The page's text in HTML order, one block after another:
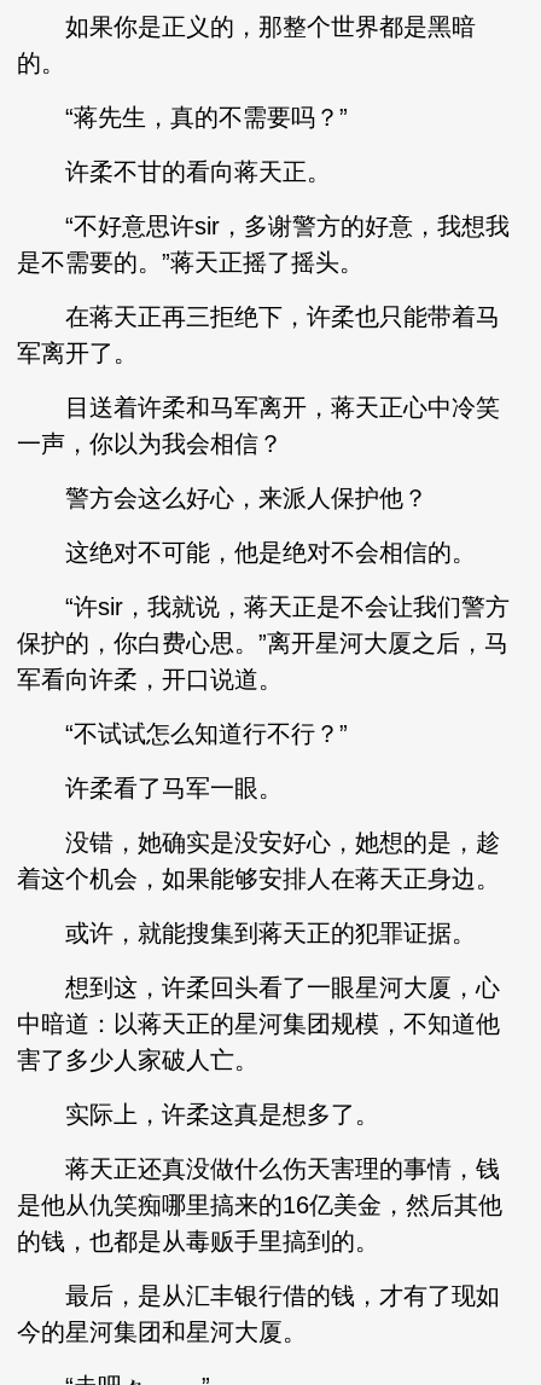
如果你是正义的，那整个世界都是黑暗
的。
“蒋先生，真的不需要吗？”
许柔不甘的看向蒋天正。
“不好意思许sir，多谢警方的好意，我想我
是不需要的。”蒋天正摇了摇头。
在蒋天正再三拒绝下，许柔也只能带着马
军离开了。
目送着许柔和马军离开，蒋天正心中冷笑
一声，你以为我会相信？
警方会这么好心，来派人保护他？
这绝对不可能，他是绝对不会相信的。
“许sir，我就说，蒋天正是不会让我们警方
保护的，你白费心思。”离开星河大厦之后，马
军看向许柔，开口说道。
“不试试怎么知道行不行？”
许柔看了马军一眼。
没错，她确实是没安好心，她想的是，趁
着这个机会，如果能够安排人在蒋天正身边。
或许，就能搜集到蒋天正的犯罪证据。
想到这，许柔回头看了一眼星河大厦，心
中暗道：以蒋天正的星河集团规模，不知道他
害了多少人家破人亡。
实际上，许柔这真是想多了。
蒋天正还真没做什么伤天害理的事情，钱
是他从仇笑痴哪里搞来的16亿美金，然后其他
的钱，也都是从毒贩手里搞到的。
最后，是从汇丰银行借的钱，才有了现如
今的星河集团和星河大厦。